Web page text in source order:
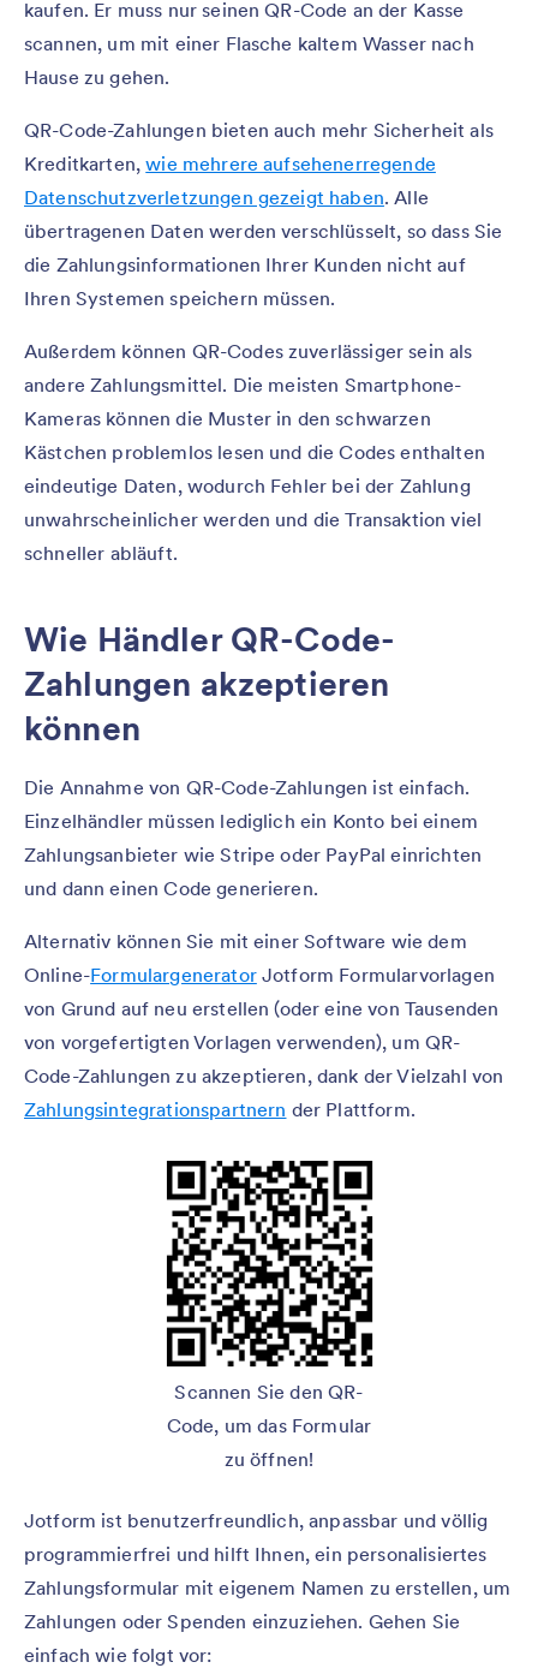
kaufen. Er muss nur seinen QR-Code an der Kasse
scannen, um mit einer Flasche kaltem Wasser nach
Hause zu gehen.
QR-Code-Zahlungen bieten auch mehr Sicherheit als
Kreditkarten,wie mehrere aufsehenerregende
Datenschutzverletzungen gezeigt haben. Alle
übertragenen Daten werden verschlüsselt, so dass Sie
die Zahlungsinformationen Ihrer Kunden nicht auf
Ihren Systemen speichern müssen.
Außerdem können QR-Codes zuverlässiger sein als
andere Zahlungsmittel. Die meisten Smartphone-
Kameras können die Muster in den schwarzen
Kästchen problemlos lesen und die Codes enthalten
eindeutige Daten, wodurch Fehler bei der Zahlung
unwahrscheinlicher werden und die Transaktion viel
schneller abläuft.
Wie Händler QR-Code-
Zahlungen akzeptieren
können
Die Annahme von QR-Code-Zahlungen ist einfach.
Einzelhändler müssen lediglich ein Konto bei einem
Zahlungsanbieter wie Stripe oder PayPal einrichten
und dann einen Code generieren.
Alternativ können Sie mit einer Software wie dem
Online-FormulargeneratorJotform Formularvorlagen
von Grund auf neu erstellen (oder eine von Tausenden
von vorgefertigten Vorlagen verwenden), um QR-
Code-Zahlungen zu akzeptieren, dank der Vielzahl von
Zahlungsintegrationspartnern der Plattform.
Scannen Sie den QR-
Code, um das Formular
zu öffnen!
Jotform ist benutzerfreundlich, anpassbar und völlig
programmierfrei und hilft Ihnen, ein personalisiertes
Zahlungsformular mit eigenem Namen zu erstellen, um
Zahlungen oder Spenden einzuziehen. Gehen Sie
einfach wie folgt vor: